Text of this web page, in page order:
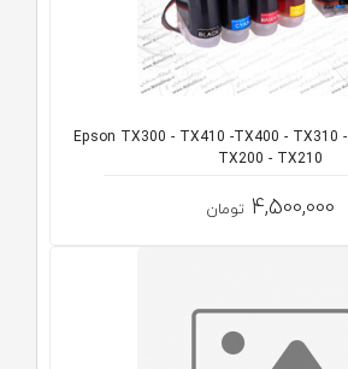
مخزن جوهر پرینتر Epson TX300 - TX410 -TX400 - TX310 -
TX200 - TX210
4,500,000 تومان